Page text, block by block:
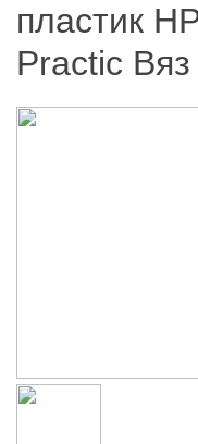
пластик
Practic